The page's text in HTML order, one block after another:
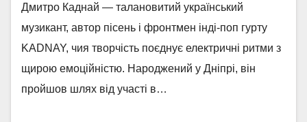
Дмитро Каднай — талановитий український
музикант, автор пісень і фронтмен інді-поп гурту
KADNAY, чия творчість поєднує електричні ритми з
щирою емоційністю. Народжений у Дніпрі, він
пройшов шлях від участі в…